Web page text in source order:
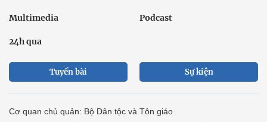
Multimedia Podcast
24h qua
Tuyến bài Sự kiện
Cơ quan chủ quản: Bộ Dân tộc và Tôn giáo